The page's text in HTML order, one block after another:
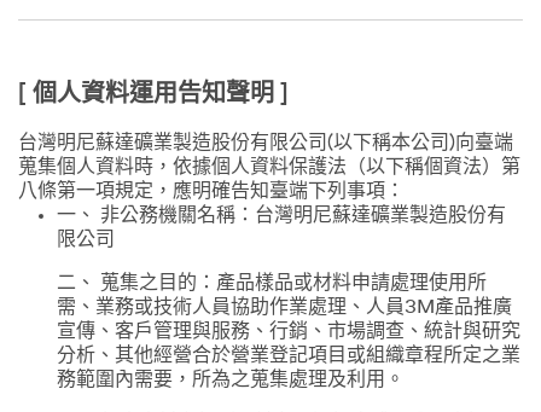
[ 個人資料運用告知聲明 ]
台灣明尼蘇達礦業製造股份有限公司(以下稱本公司)向臺端
蒐集個人資料時，依據個人資料保護法（以下稱個資法）第
八條第一項規定，應明確告知臺端下列事項：
一、 非公務機關名稱：台灣明尼蘇達礦業製造股份有
限公司
二、 蒐集之目的：產品樣品或材料申請處理使用所
需、業務或技術人員協助作業處理、人員3M產品推廣
宣傳、客戶管理與服務、行銷、市場調查、統計與研究
分析、其他經營合於營業登記項目或組織章程所定之業
務範圍內需要，所為之蒐集處理及利用。